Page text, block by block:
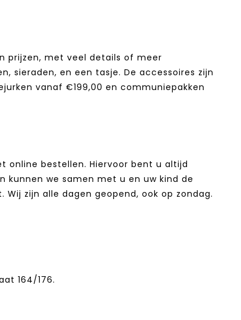
prijzen, met veel details of meer
sieraden, en een tasje. De accessoires zijn
vanaf €199,00 en communiepakken
online bestellen. Hiervoor bent u altijd
kunnen we samen met u en uw kind de
zijn alle dagen geopend, ook op zondag.
164/176.